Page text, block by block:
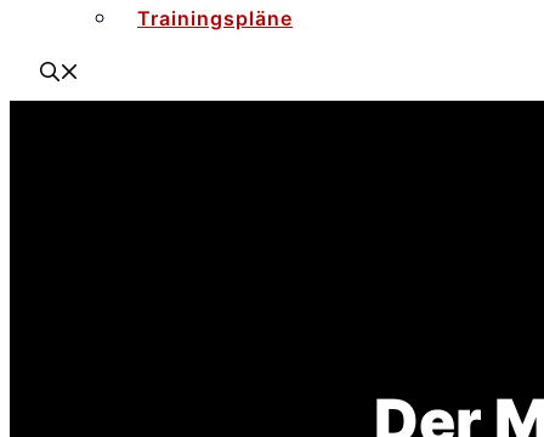
Trainingspläne
Der